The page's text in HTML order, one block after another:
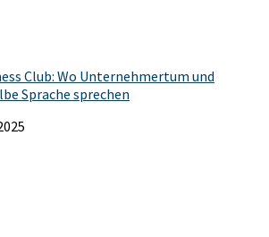
Club: Wo Unternehmertum und
Sprache sprechen